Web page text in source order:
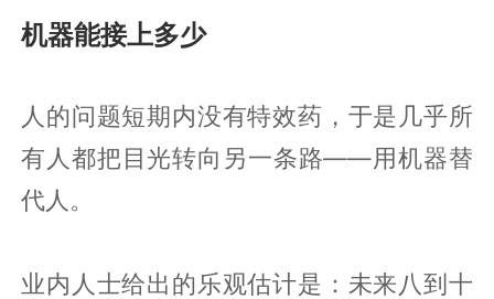
机器能接上多少
人的问题短期内没有特效药，于是几乎所
有人都把目光转向另一条路——用机器替
代人。
业内人士给出的乐观估计是：未来八到十